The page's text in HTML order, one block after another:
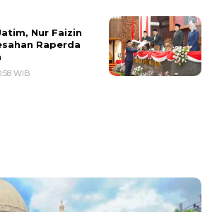
Nur Faizin
Raperda
WIB